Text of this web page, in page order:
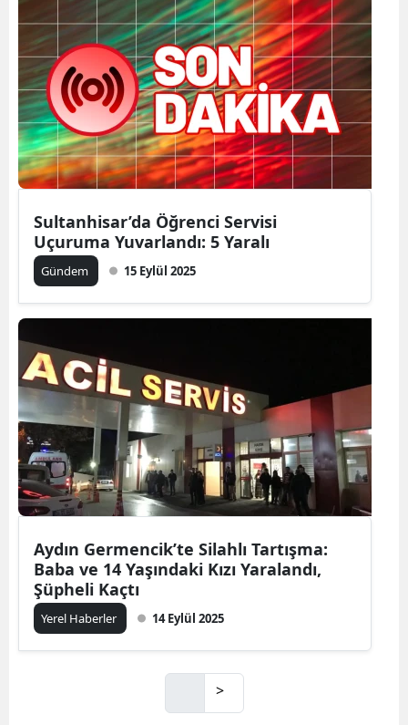
Sultanhisar’da Öğrenci Servisi
Uçuruma Yuvarlandı: 5 Yaralı
Gündem 15 Eylül 2025
Aydın Germencik’te Silahlı Tartışma:
Baba ve 14 Yaşındaki Kızı Yaralandı,
Şüpheli Kaçtı
Yerel Haberler 14 Eylül 2025
>